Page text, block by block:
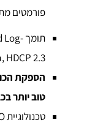
פורמטים
תומךLog-
HDCP 2.3
הספקת
טוב יותר